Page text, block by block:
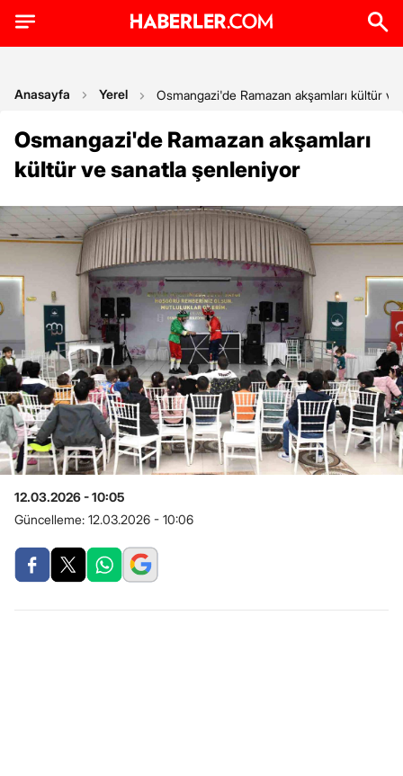
Anasayfa Yerel Osmangazi'de Ramazan akşamları kültür
Osmangazi'de Ramazan akşamları
kültür ve sanatla şenleniyor
12.03.2026 - 10:05
Güncelleme: 12.03.2026 - 10:06